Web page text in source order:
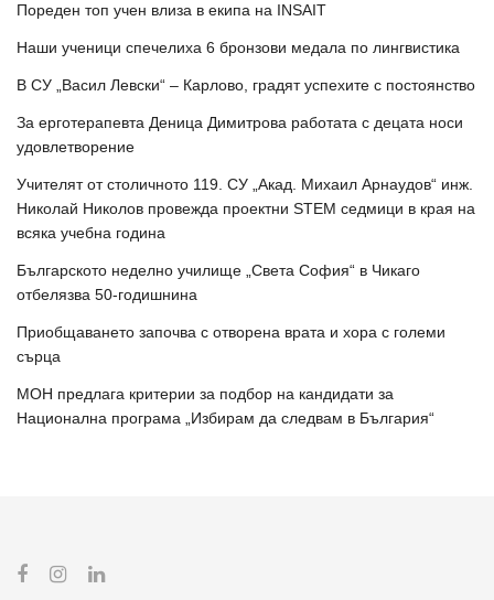
Пореден топ учен влиза в екипа на INSAIT
Наши ученици спечелиха 6 бронзови медала по лингвистика
В СУ „Васил Левски“ – Карлово, градят успехите с постоянство
За ерготерапевта Деница Димитрова работата с децата носи
удовлетворение
Учителят от столичното 119. СУ „Акад. Михаил Арнаудов“ инж.
Николай Николов провежда проектни STEM седмици в края на
всяка учебна година
Българското неделно училище „Света София“ в Чикаго
отбелязва 50-годишнина
Приобщаването започва с отворена врата и хора с големи
сърца
МОН предлага критерии за подбор на кандидати за
Национална програма „Избирам да следвам в България“